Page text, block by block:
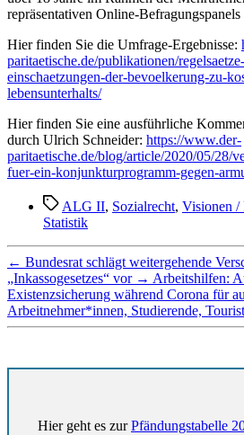
repräsentativen Online-
Hier finden Sie die Umfrage-Ergebnisse:
paritaetische.de/publikationen/
einschaetzungen-der-bevoelkerung-zu-
lebensunterhalts/
Hier finden Sie eine ausführliche
durch Ulrich Schneider: https://www.der-
paritaetische.de/blog/article/2020/05/28/
fuer-ein-konjunkturprogramm-gegen-
Schlagwörter
ALG II, Sozialrecht, Visionen /
Statistik
← Bundesrat schlägt weitergehende
„Inkassogesetzes“ vor → Arbeitshilfen:
Existenzsicherung während Corona für
Arbeitnehmer*innen, Studierende,
Hier geht es zurPfändungstabelle